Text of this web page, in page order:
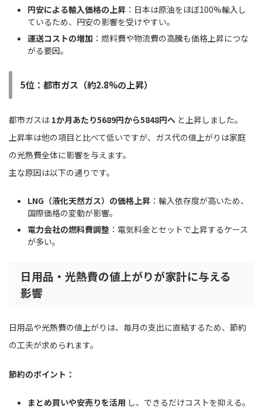
円安による輸入価格の上昇 ：日本は原油をほぼ100%輸入し
ているため、円安の影響を受けやすい。
運送コストの増加 ：燃料費や物流費の高騰も価格上昇につな
がる要因。
5位：都市ガス（約2.8%の上昇）
都市ガスは 1か月あたり5689円から5848円へ と上昇しました。
上昇率は他の項目と比べて低いですが、ガス代の値上がりは家庭
の光熱費全体に影響を与えます。
主な原因は以下の通りです。
LNG（液化天然ガス）の価格上昇 ：輸入依存度が高いため、
国際価格の変動が影響。
電力会社の燃料費調整 ：電気料金とセットで上昇するケース
が多い。
日用品・光熱費の値上がりが家計に与える
影響
日用品や光熱費の値上がりは、毎月の支出に直結するため、節約
の工夫が求められます。
節約のポイント：
まとめ買いや安売りを活用 し、できるだけコストを抑える。